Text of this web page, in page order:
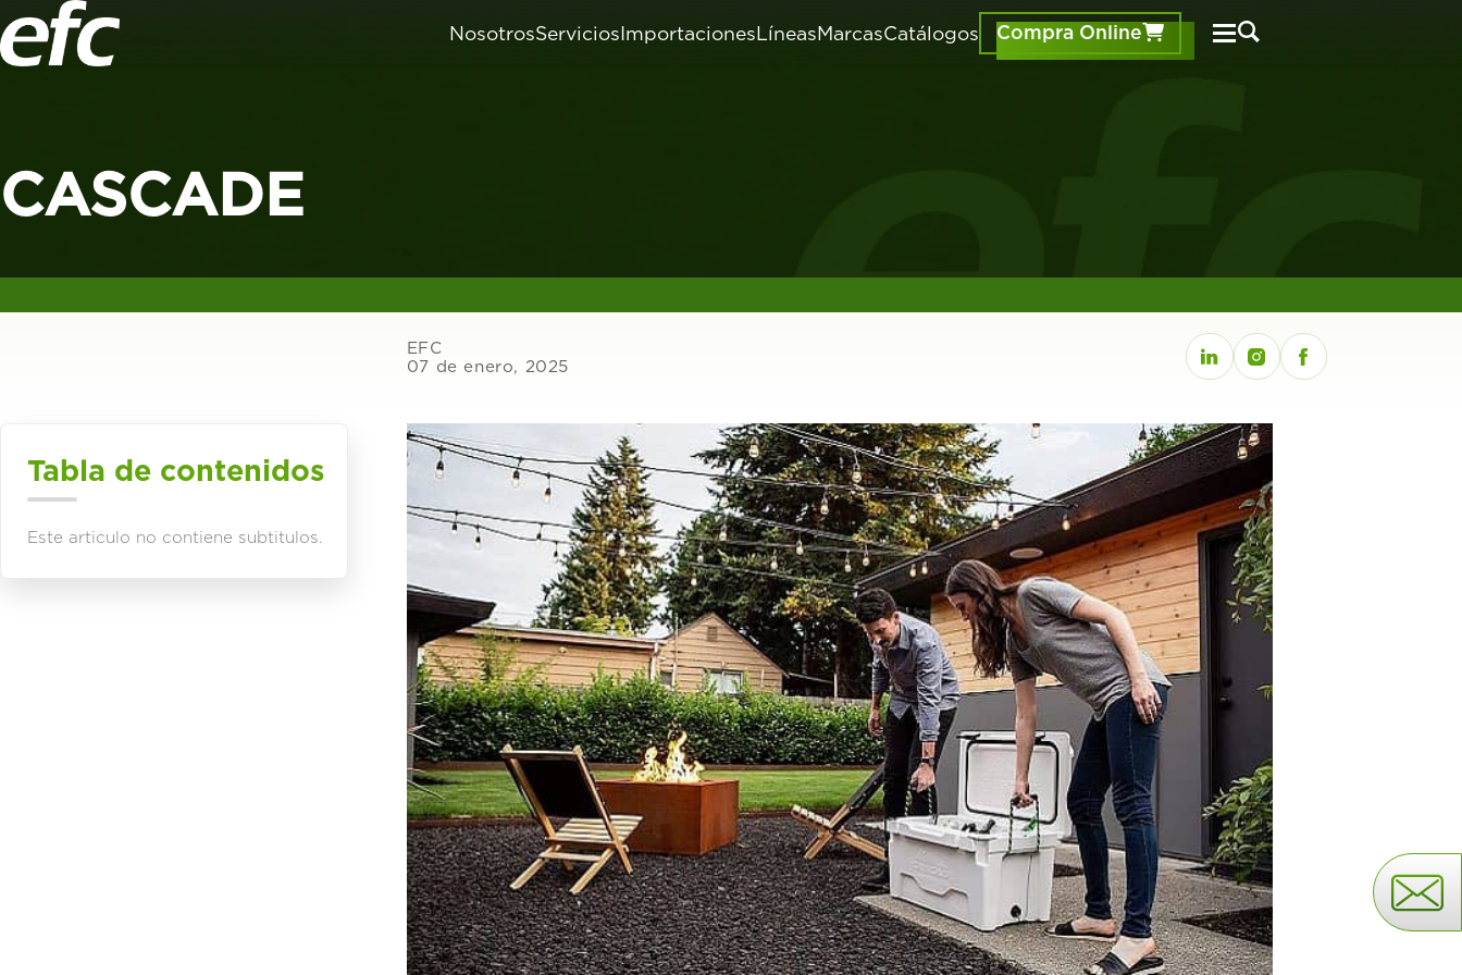
NosotrosServiciosImportacionesLíneasMarcasCatálogos Compra Online
CASCADE
EFC
07 de enero, 2025
Tabla de contenidos
Este articulo no contiene subtitulos.